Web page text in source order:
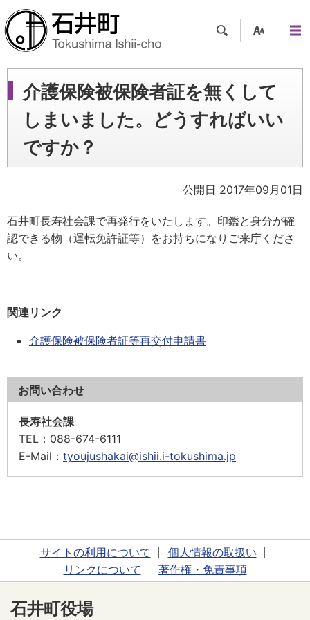
ツー
ュー
介護保険被保険者証を無くして
しまいました。どうすればいい
ですか？
公開日 2017年09月01日
石井町長寿社会課で再発行をいたします。印鑑と身分が確
認できる物（運転免許証等）をお持ちになりご来庁くださ
い。
関連リンク
介護保険被保険者証等再交付申請書
お問い合わせ
長寿社会課
TEL ：088-674-6111
E-Mail ： tyoujushakai@ishii.i-tokushima.jp
サイトの利用について
個人情報の取扱い
リンクについて
著作権・免責事項
石井町役場